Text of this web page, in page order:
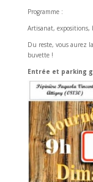
Programme :
Artisanat, expositions,
Du reste, vous aurez
buvette !
Entrée et parking